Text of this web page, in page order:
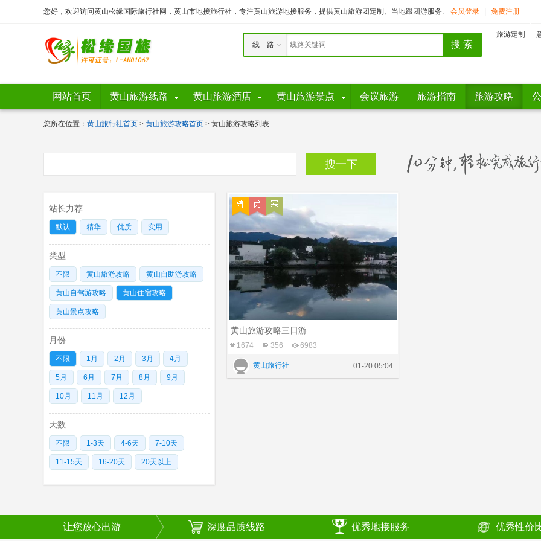
您好，欢迎访问黄山松缘国际旅行社网，黄山市地接旅行社，专注黄山旅游地接服务，提供黄山旅游团定制、当地跟团游服务. 会员登录 免费注册
旅游定制
线 路
网站首页 黄山旅游线路 黄山旅游酒店 黄山旅游景点 会议旅游 旅游指南 旅游攻略
您所在位置： 黄山旅行社首页 > 黄山旅游攻略首页 > 黄山旅游攻略列表
站长力荐
默认 精华 优质 实用
类型
不限 黄山旅游攻略 黄山自助游攻略
黄山自驾游攻略 黄山住宿攻略
黄山景点攻略
月份
不限 1月 2月 3月 4月
5月 6月 7月 8月 9月
10月 11月 12月
天数
不限 1-3天 4-6天 7-10天
11-15天 16-20天 20天以上
黄山旅游攻略三日游
1674 356 6983
黄山旅行社 01-20 05:04
让您放心出游 深度品质线路 优秀地接服务 优秀性价